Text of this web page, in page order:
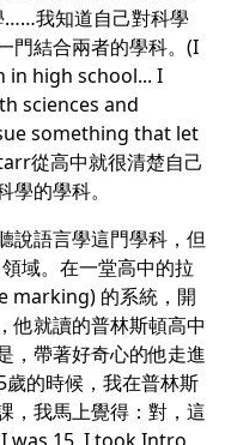
……我知道自己對科學
門結合兩者的學科。(I
in high school... I
sciences and
something that let
從高中就很清楚自己
的學科。
說語言學這門學科，但
域。在一堂高中的拉
marking) 的系統，開
他就讀的普林斯頓高中
，帶著好奇心的他走進
的時候，我在普林斯
，我馬上覺得：對，這